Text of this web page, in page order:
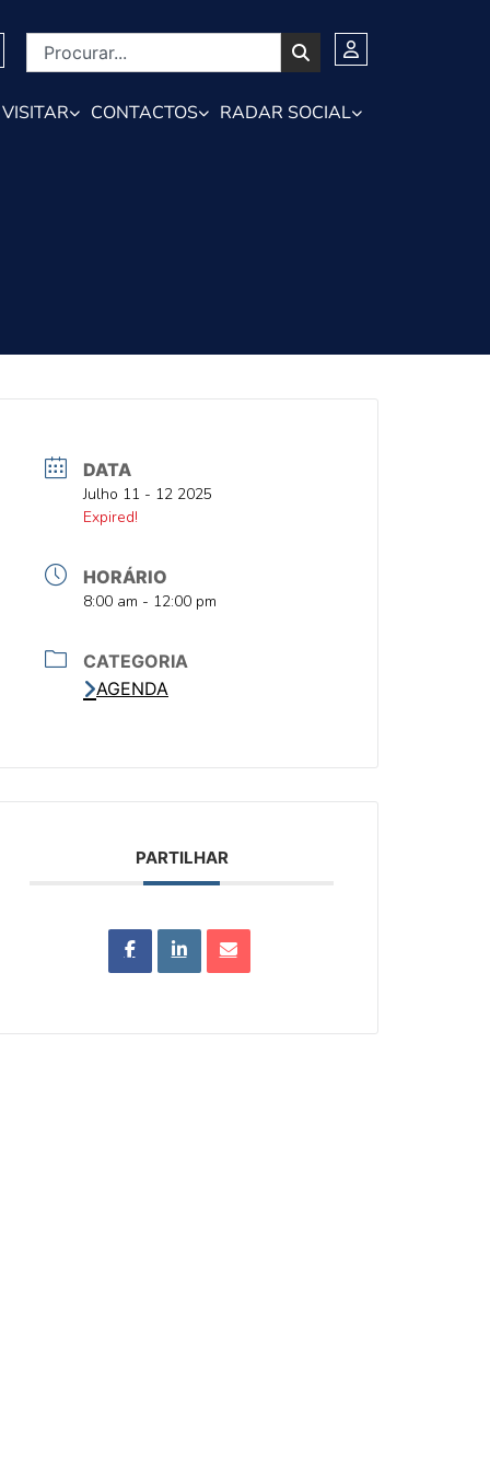
VISITAR CONTACTOS RADAR SOCIAL
DATA
DATAJulho 11 - 12 2025
DATAExpired!
HORÁRIO
HORA
8:00 am - 12:00 pm
CATEGORIA
AGENDA
PARTILHAR